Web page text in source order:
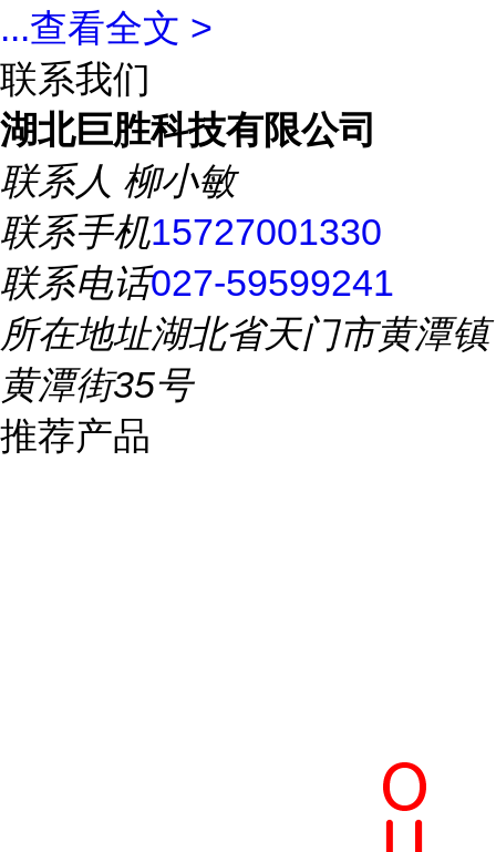
...查看全文 >
联系我们
湖北巨胜科技有限公司
联系人 柳小敏
联系手机15727001330
联系电话027-59599241
所在地址湖北省天门市黄潭镇
黄潭街35号
推荐产品